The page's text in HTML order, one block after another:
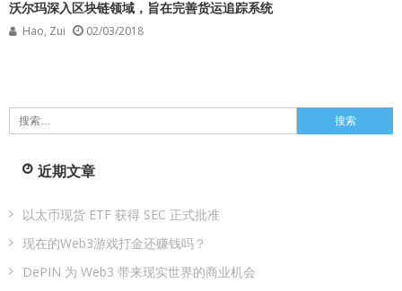
沃尔玛深入区块链领域，旨在完善货运追踪系统
Hao, Zui 02/03/2018
搜
索：
近期文章
以太币现货 ETF 获得 SEC 正式批准
现在的Web3游戏打金还赚钱吗？
DePIN 为 Web3 带来现实世界的商业机会